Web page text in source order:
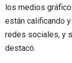
los medios
están calificando
redes sociales, y
destacó.